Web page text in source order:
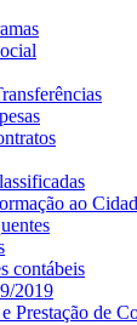
ao
contábeis
2019
Prestação de